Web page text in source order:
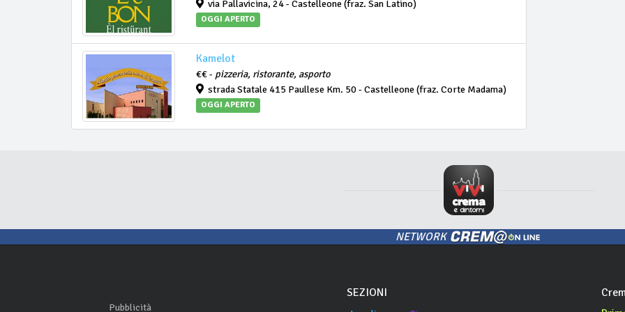
via Pallavicina, 24 - Castelleone (fraz. San Latino)
OGGI APERTO
Kamelot
€€ - pizzeria, ristorante, asporto
strada Statale 415 Paullese Km. 50 - Castelleone (fraz. Corte Madama)
OGGI APERTO
NETWORK
Pubblicità
SEZIONI